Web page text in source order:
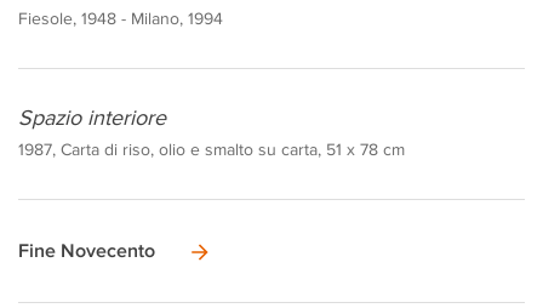
Fiesole, 1948 - Milano, 1994
Spazio interiore
1987, Carta di riso, olio e smalto su carta, 51 x 78 cm
Fine Novecento